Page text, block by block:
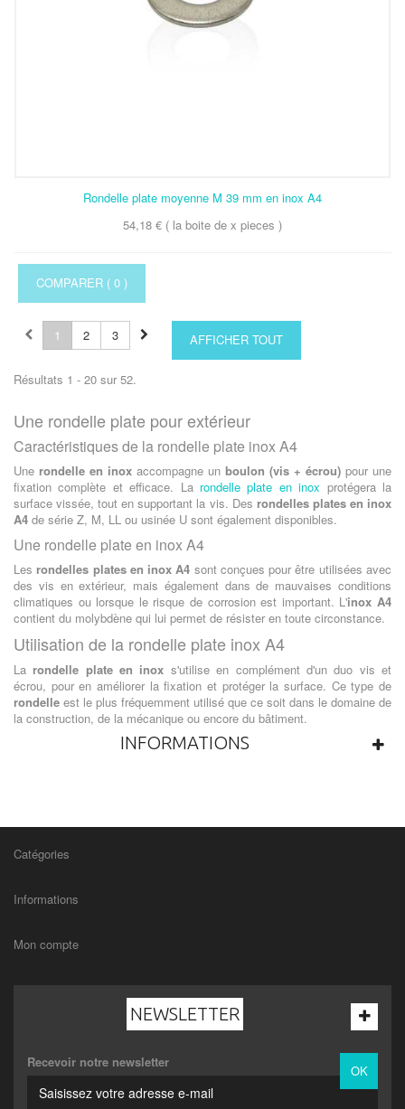
Rondelle plate moyenne M 39 mm en inox A4
54,18 € ( la boite de x pieces )
COMPARER ( 0 )
AFFICHER TOUT
1 2 3
Résultats 1 - 20 sur 52.
Une rondelle plate pour extérieur
Caractéristiques de la rondelle plate inox A4
Une rondelle en inox accompagne un boulon (vis + écrou) pour une
fixation complète et efficace. La rondelle plate en inox protégera la
surface vissée, tout en supportant la vis. Des rondelles plates en inox
A4 de série Z, M, LL ou usinée U sont également disponibles.
Une rondelle plate en inox A4
Les rondelles plates en inox A4 sont conçues pour être utilisées avec
des vis en extérieur, mais également dans de mauvaises conditions
climatiques ou lorsque le risque de corrosion est important. L'inox A4
contient du molybdène qui lui permet de résister en toute circonstance.
Utilisation de la rondelle plate inox A4
La rondelle plate en inox s'utilise en complément d'un duo vis et
écrou, pour en améliorer la fixation et protéger la surface. Ce type de
rondelle est le plus fréquemment utilisé que ce soit dans le domaine de
la construction, de la mécanique ou encore du bâtiment.
INFORMATIONS
Catégories
Informations
Mon compte
NEWSLETTER
Recevoir notre newsletter
OK